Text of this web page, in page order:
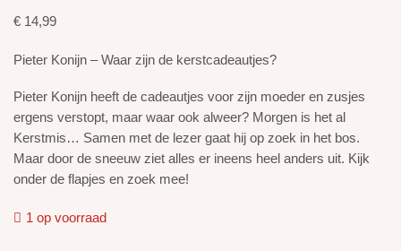
€ 14,99
Pieter Konijn – Waar zijn de kerstcadeautjes?
Pieter Konijn heeft de cadeautjes voor zijn moeder en zusjes
ergens verstopt, maar waar ook alweer? Morgen is het al
Kerstmis… Samen met de lezer gaat hij op zoek in het bos.
Maar door de sneeuw ziet alles er ineens heel anders uit. Kijk
onder de flapjes en zoek mee!
1 op voorraad